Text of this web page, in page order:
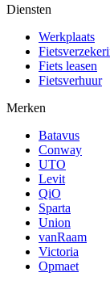
Diensten
Werkplaats
Fiets leasen
Fietsverhuur
Merken
Batavus
Conway
UTO
Levit
QiO
Sparta
Union
vanRaam
Victoria
Opmaet